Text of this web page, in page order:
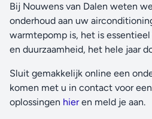
Bij Nouwens van Dalen weten
onderhoud aan uw
warmtepomp is, het is
en duurzaamheid, het hele jaar
Sluit gemakkelijk online een
komen met u in contact voor
oplossingen hieren meld je aan.